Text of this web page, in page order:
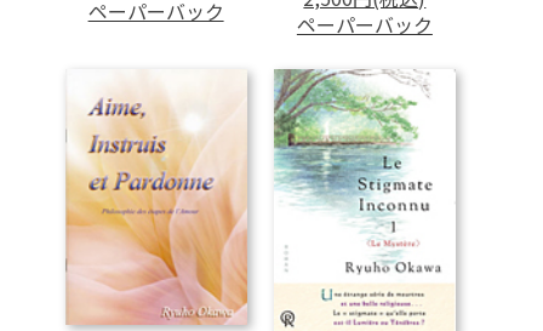
ペーパーバック
ペーパーバック